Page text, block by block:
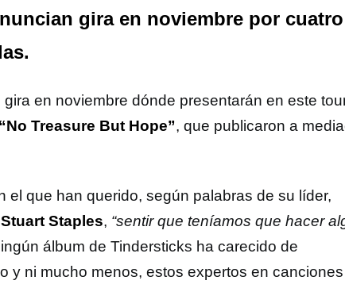
gira en noviembre por cuatro
en noviembre dónde presentarán en este
“No Treasure But Hope”, que publicaron a
el que han querido, según palabras de su líder,
Stuart Staples, “sentir que teníamos que hacer
álbum de Tindersticks ha carecido de
y ni mucho menos, estos expertos en canciones